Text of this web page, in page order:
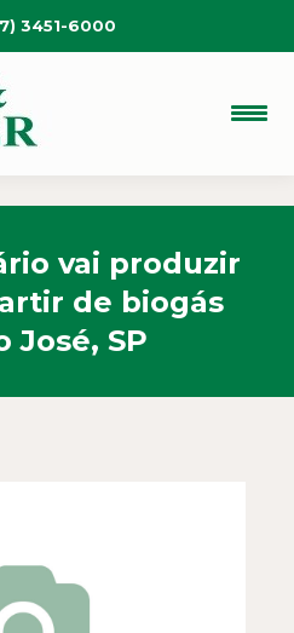
3451-6000
vai produzir
de biogás
José, SP